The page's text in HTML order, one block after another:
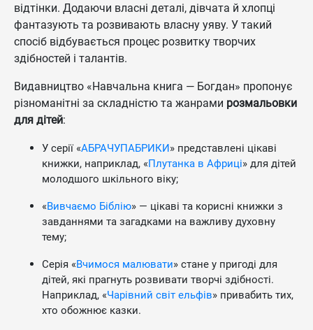
відтінки. Додаючи власні деталі, дівчата й хлопці
фантазують та розвивають власну уяву. У такий
спосіб відбувається процес розвитку творчих
здібностей і талантів.
Видавництво «Навчальна книга — Богдан» пропонує
різноманітні за складністю та жанрами розмальовки
для дітей:
У серії «АБРАЧУПАБРИКИ» представлені цікаві
книжки, наприклад, «Плутанка в Африці» для дітей
молодшого шкільного віку;
«Вивчаємо Біблію» — цікаві та корисні книжки з
завданнями та загадками на важливу духовну
тему;
Серія «Вчимося малювати» стане у пригоді для
дітей, які прагнуть розвивати творчі здібності.
Наприклад, «Чарівний світ ельфів» привабить тих,
хто обожнює казки.